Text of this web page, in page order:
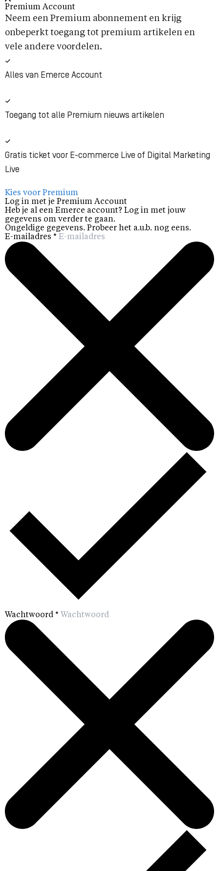
Premium Account
Neem een Premium abonnement en krijg
onbeperkt toegang tot premium artikelen en
vele andere voordelen.
Alles van Emerce Account
Toegang tot alle Premium nieuws artikelen
Gratis ticket voor E-commerce Live of Digital Marketing
Live
Kies voor Premium
Log in met je Premium Account
Heb je al een Emerce account? Log in met jouw
gegevens om verder te gaan.
Ongeldige gegevens. Probeer het a.u.b. nog eens.
E-mailadres *
Wachtwoord *